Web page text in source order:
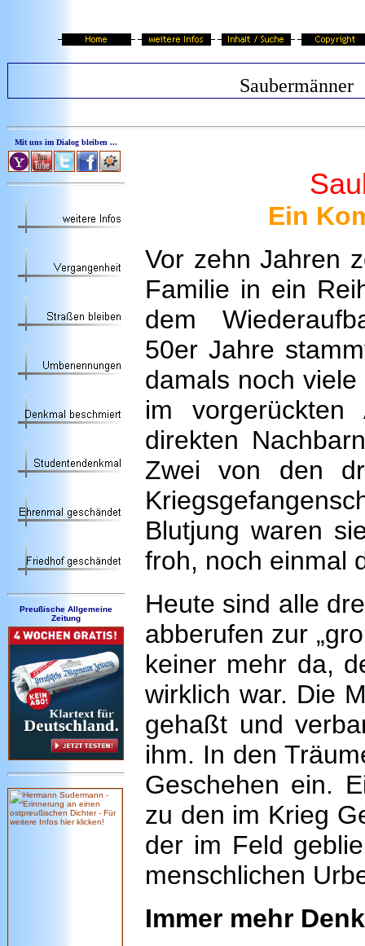
Saubermänner
Mit uns im Dialog bleiben ...
Preußische Allgemeine
Zeitung
Ein
Vor zehn Jahren
Familie in ein
dem
50er Jahre
damals noch
im
direkten
Zwei von den
Blutjung waren
froh, noch einmal
Heute sind alle
abberufen zur
keiner mehr da,
wirklich war. Die
gehaßt und
ihm. In den
Geschehen ein.
zu den im Krieg
der im Feld
menschlichen
Immer mehr